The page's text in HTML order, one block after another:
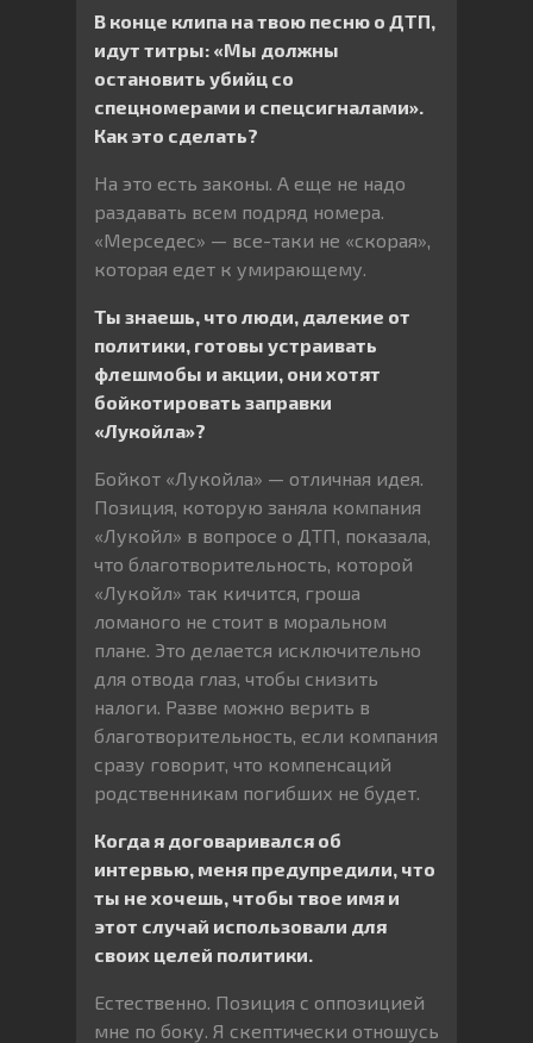
В конце клипа на твою песню о ДТП,
идут титры: «Мы должны
остановить убийц со
спецномерами и спецсигналами».
Как это сделать?
На это есть законы. А еще не надо
раздавать всем подряд номера.
«Мерседес» — все-таки не «скорая»,
которая едет к умирающему.
Ты знаешь, что люди, далекие от
политики, готовы устраивать
флешмобы и акции, они хотят
бойкотировать заправки
«Лукойла»?
Бойкот «Лукойла» — отличная идея.
Позиция, которую заняла компания
«Лукойл» в вопросе о ДТП, показала,
что благотворительность, которой
«Лукойл» так кичится, гроша
ломаного не стоит в моральном
плане. Это делается исключительно
для отвода глаз, чтобы снизить
налоги. Разве можно верить в
благотворительность, если компания
сразу говорит, что компенсаций
родственникам погибших не будет.
Когда я договаривался об
интервью, меня предупредили, что
ты не хочешь, чтобы твое имя и
этот случай использовали для
своих целей политики.
Естественно. Позиция с оппозицией
мне по боку. Я скептически отношусь